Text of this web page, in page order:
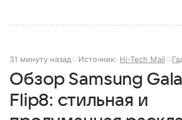
31 минуту назад Источник: Hi-Tech Mail
Обзор Samsung
Flip8: стильная и